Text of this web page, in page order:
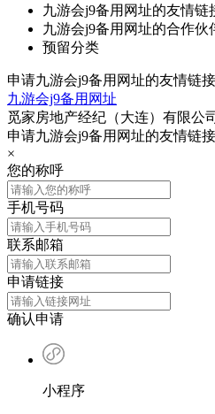
九游会j9备用网址的友情链
九游会j9备用网址的合作伙
预留分类
申请九游会j9备用网址的友情链接
九游会j9备用网址
觅家房地产经纪（大连）有限公司
申请九游会j9备用网址的友情链接
×
您的称呼
手机号码
联系邮箱
申请链接
确认申请
小程序